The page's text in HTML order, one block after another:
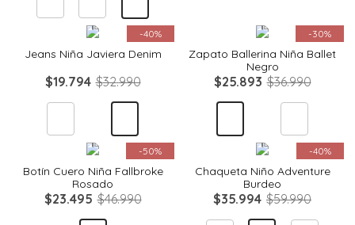
-40%
Quickview
Jeans Niña Javiera Denim
$19.794 $32.990
-30%
Quickview
Zapato Ballerina Niña Ballet
Negro
$25.893 $36.990
-50%
Quickview
Botín Cuero Niña Fallbroke
Rosado
$23.495 $46.990
-40%
Quickview
Chaqueta Niño Adventure
Burdeo
$35.994 $59.990